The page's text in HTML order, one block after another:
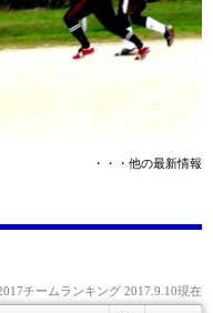
・・・他の最新情報
チームランキング 2017.9.10現在